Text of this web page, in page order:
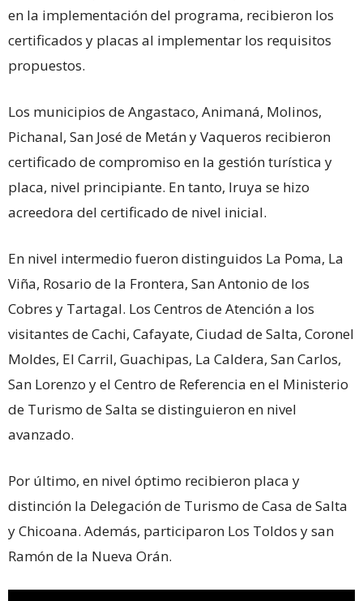
en la implementación del programa, recibieron los
certificados y placas al implementar los requisitos
propuestos.
Los municipios de Angastaco, Animaná, Molinos,
Pichanal, San José de Metán y Vaqueros recibieron
certificado de compromiso en la gestión turística y
placa, nivel principiante. En tanto, Iruya se hizo
acreedora del certificado de nivel inicial.
En nivel intermedio fueron distinguidos La Poma, La
Viña, Rosario de la Frontera, San Antonio de los
Cobres y Tartagal. Los Centros de Atención a los
visitantes de Cachi, Cafayate, Ciudad de Salta, Coronel
Moldes, El Carril, Guachipas, La Caldera, San Carlos,
San Lorenzo y el Centro de Referencia en el Ministerio
de Turismo de Salta se distinguieron en nivel
avanzado.
Por último, en nivel óptimo recibieron placa y
distinción la Delegación de Turismo de Casa de Salta
y Chicoana. Además, participaron Los Toldos y san
Ramón de la Nueva Orán.